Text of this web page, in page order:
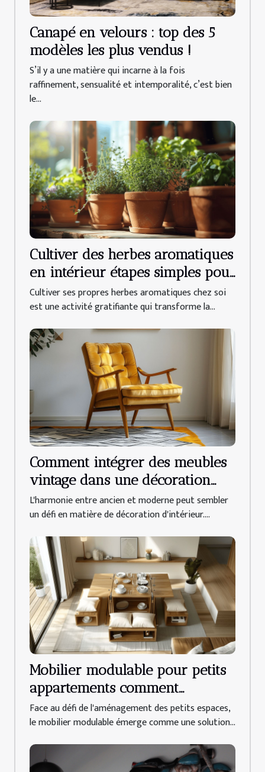
Canapé en velours : top des 5
modèles les plus vendus !
S’il y a une matière qui incarne à la fois
raffinement, sensualité et intemporalité, c’est bien
le...
Cultiver des herbes aromatiques
en intérieur étapes simples pour
débutants
Cultiver ses propres herbes aromatiques chez soi
est une activité gratifiante qui transforme la...
Comment intégrer des meubles
vintage dans une décoration
moderne
L'harmonie entre ancien et moderne peut sembler
un défi en matière de décoration d'intérieur....
Mobilier modulable pour petits
appartements comment
maximiser l'espace sans
compromettre le style
Face au défi de l'aménagement des petits espaces,
le mobilier modulable émerge comme une solution...